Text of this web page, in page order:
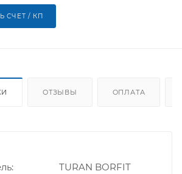
СЧЕТ / КП
ОТЗЫВЫ ОПЛАТА
TURAN BORFIT